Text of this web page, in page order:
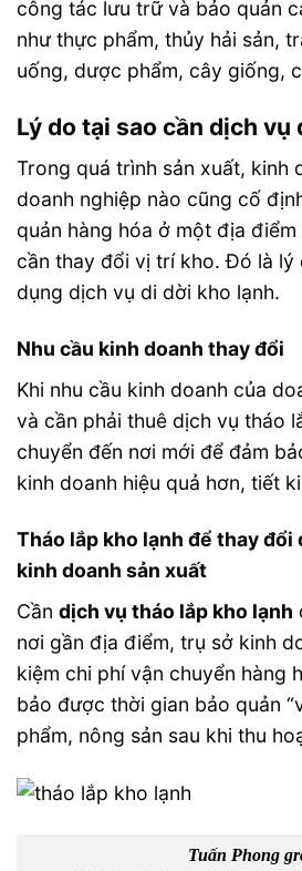
công tác lưu trữ và bảo quản
như thực phẩm, thủy hải sản,
uống, dược phẩm, cây giống,
Lý do tại sao cần dịch vụ
Trong quá trình sản xuất, kinh
doanh nghiệp nào cũng cố
quản hàng hóa ở một địa
cần thay đổi vị trí kho. Đó là lý
dụng dịch vụ di dời kho lạnh.
Nhu cầu kinh doanh thay đổi
Khi nhu cầu kinh doanh của
và cần phải thuê dịch vụ tháo
chuyển đến nơi mới để đảm
kinh doanh hiệu quả hơn, tiết
Tháo lắp kho lạnh để thay đổi
kinh doanh sản xuất
Cần dịch vụ tháo lắp kho lạnh
nơi gần địa điểm, trụ sở kinh
kiệm chi phí vận chuyển hàng
bảo được thời gian bảo quản
phẩm, nông sản sau khi thu
Tuấn Phong